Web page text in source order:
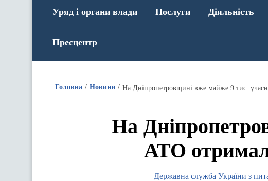
Уряд і органи влади Послуги Діяльність
Пресцентр
Головна Новини На Дніпропетровщині вже майже 9 тис.
На
АТО
Державна служба України з